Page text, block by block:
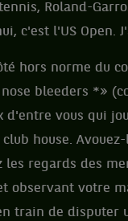
Roland-
c'est l'US Open.
hors norme du
bleeders *»
d'entre vous qui
house.
les regards des
observant votre
train de disputer